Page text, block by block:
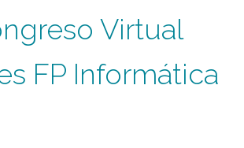
Virtual
FP Informática